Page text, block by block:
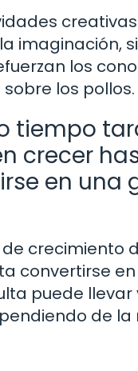
imaginación,
los
los pollos.
tiempo
crecer
en una
de crecimiento
convertirse
puede llevar
de la